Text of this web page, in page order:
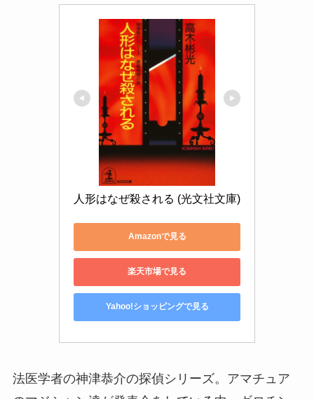
人形はなぜ殺される (光文社文庫)
Amazonで見る
楽天市場で見る
Yahoo!ショッピングで見る
法医学者の神津恭介の探偵シリーズ。アマチュア